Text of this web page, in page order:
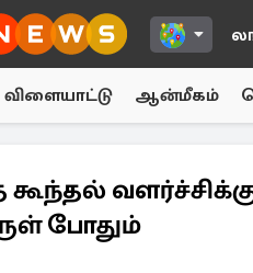
விளையாட்டு ஆன்மீகம்
கூந்தல்
போதும்